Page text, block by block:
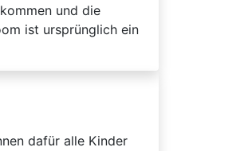
und die
ist ursprünglich ein
dafür alle Kinder